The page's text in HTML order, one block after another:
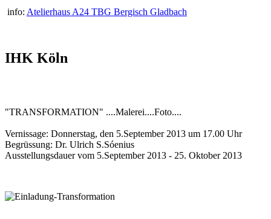
info: Atelierhaus A24 TBG Bergisch Gladbach
IHK Köln
"TRANSFORMATION" ....Malerei....Foto....
Vernissage: Donnerstag, den 5.September 2013 um 17.00 Uhr
Begrüssung: Dr. Ulrich S.Sóenius
Ausstellungsdauer vom 5.September 2013 - 25. Oktober 2013